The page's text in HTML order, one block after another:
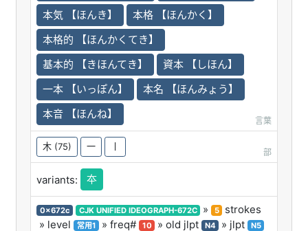
本気 【ほんき】
本格 【ほんかく】
本格的 【ほんかくてき】
基本的 【きほんてき】
資本 【しほん】
一本 【いっぽん】
本名 【ほんみょう】
本音 【ほんね】
言葉
木 (75) 一 丨
部
variants: 夲
0x672c CJK UNIFIED IDEOGRAPH-672C » 5
strokes
» level
常用1 » freq# 10 » old jlpt N4 » jlpt N5